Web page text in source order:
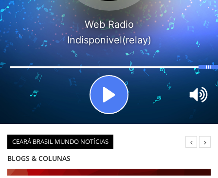
CEARÁ BRASIL MUNDO NOTÍCIAS
PODCAST - PONTO DE VISTA